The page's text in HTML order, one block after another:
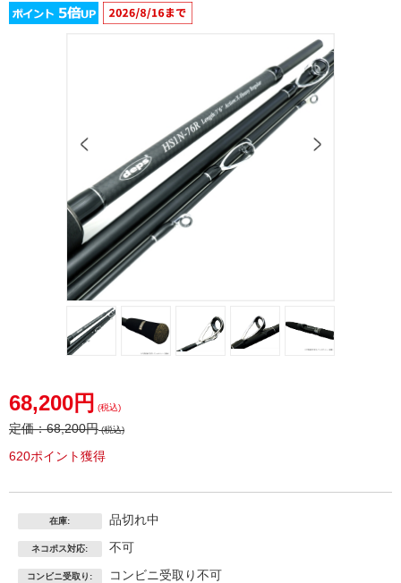
68,200円 (税込)
定価：68,200円(税込)
620ポイント獲得
在庫: 品切れ中
ネコポス対応: 不可
コンビニ受取り: コンビニ受取り不可